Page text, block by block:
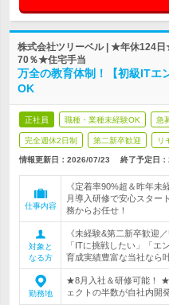
株式会社ツリーベル | ★年休124
70％★住宅手当
万全の教育体制！【初級ITエ
OK
正社員 職種・業種未経験OK 急
完全週休2日制 第二新卒歓迎 リ
情報更新日：2026/07/23 終了予定日：
仕事内容
《定着率90%超＆昨年未
月導入研修で安心スター
務からお任せ！
対象と
なる方
《未経験&第二新卒歓迎
「ITに挑戦したい」「エ
育成実績豊富な当社なら
勤務地
★8月入社＆研修可能！
ェクトの半数が自社内開